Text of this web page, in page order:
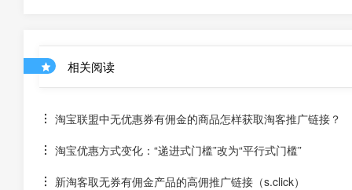
相关阅读
淘宝联盟中无优惠券有佣金的商品怎样获取淘客推广链接？
淘宝优惠方式变化：“递进式门槛”改为“平行式门槛”
新淘客取无券有佣金产品的高佣推广链接（s.click）